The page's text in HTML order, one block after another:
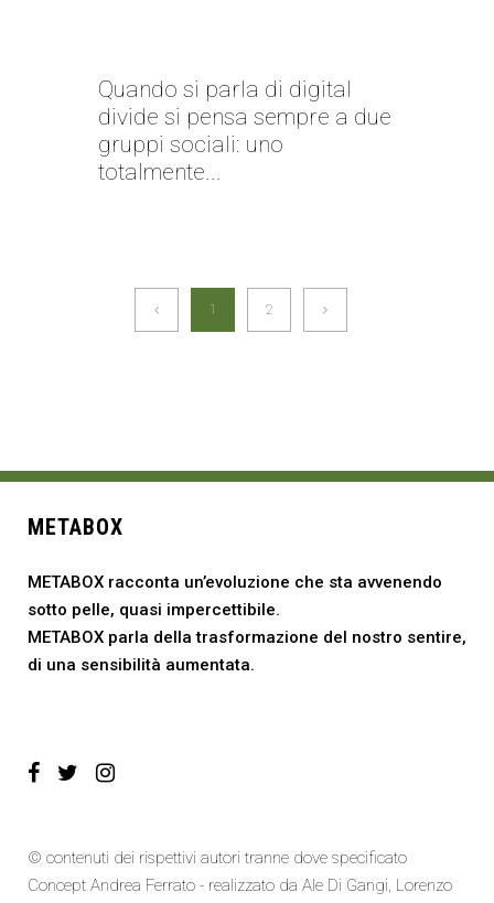
Quando si parla di digital
divide si pensa sempre a due
gruppi sociali: uno
totalmente...
1 2
METABOX
METABOX racconta un’evoluzione che sta avvenendo
sotto pelle, quasi impercettibile.
METABOX parla della trasformazione del nostro sentire,
di una sensibilità aumentata.
© contenuti dei rispettivi autori tranne dove specificato
Concept Andrea Ferrato - realizzato da Ale Di Gangi, Lorenzo